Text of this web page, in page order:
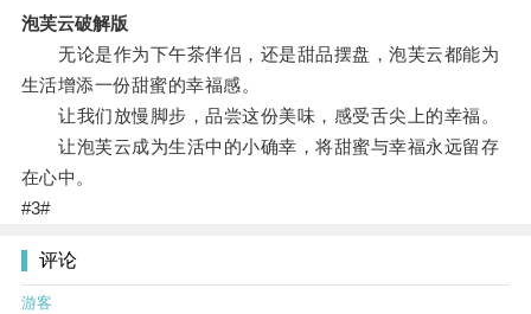
泡芙云破解版
无论是作为下午茶伴侣，还是甜品摆盘，泡芙云都能为
生活增添一份甜蜜的幸福感。
让我们放慢脚步，品尝这份美味，感受舌尖上的幸福。
让泡芙云成为生活中的小确幸，将甜蜜与幸福永远留存
在心中。
#3#
评论
游客